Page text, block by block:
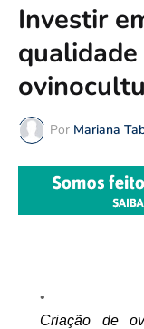
Investir
Por Mariana
Criação de